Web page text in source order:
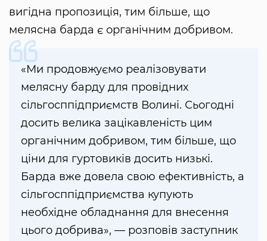
вигідна пропозиція, тим більше, що
мелясна барда є органічним добривом.
«Ми продовжуємо реалізовувати
мелясну барду для провідних
сільгосппідприємств Волині. Сьогодні
досить велика зацікавленість цим
органічним добривом, тим більше, що
ціни для гуртовиків досить низькі.
Барда вже довела свою ефективність, а
сільгосппідприємства купують
необхідне обладнання для внесення
цього добрива», — розповів заступник